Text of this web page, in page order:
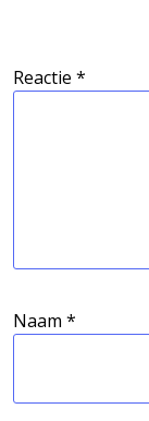
Reactie *
Naam *